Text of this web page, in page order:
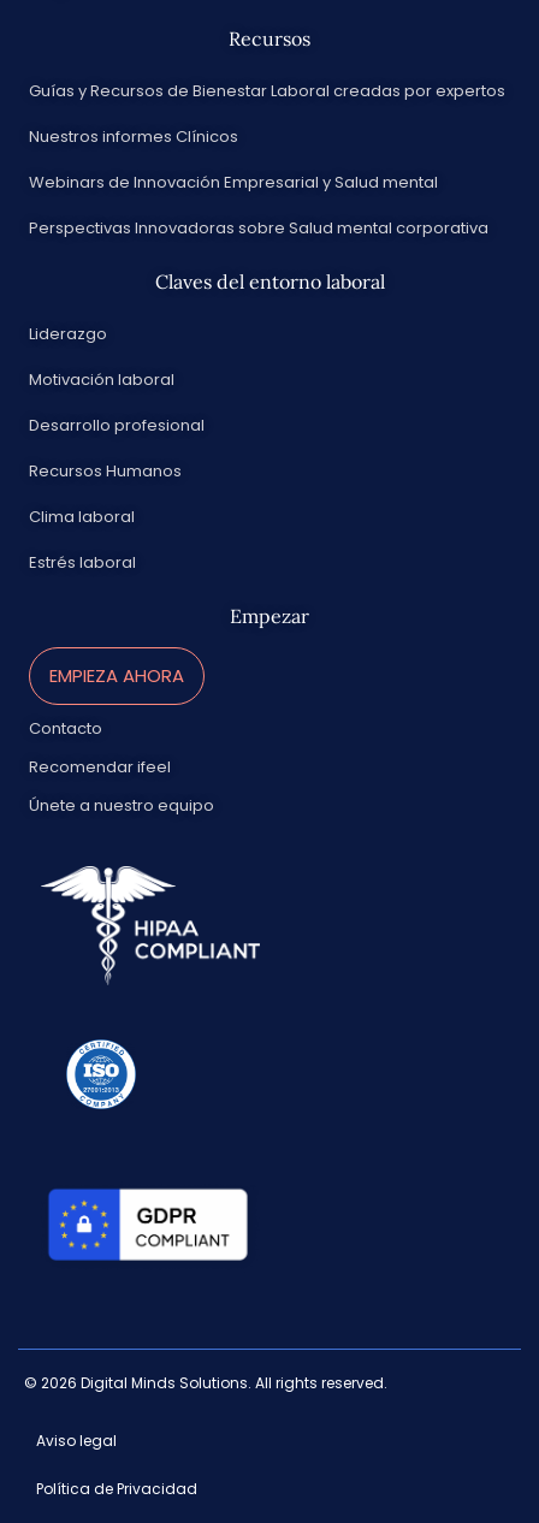
Recursos
Guías y Recursos de Bienestar Laboral creadas por expertos
Nuestros informes Clínicos
Webinars de Innovación Empresarial y Salud mental
Perspectivas Innovadoras sobre Salud mental corporativa
Claves del entorno laboral
Liderazgo
Motivación laboral
Desarrollo profesional
Recursos Humanos
Clima laboral
Estrés laboral
Empezar
EMPIEZA AHORA
Contacto
Recomendar ifeel
Únete a nuestro equipo
© 2026 Digital Minds Solutions. All rights reserved.
Aviso legal
Política de Privacidad